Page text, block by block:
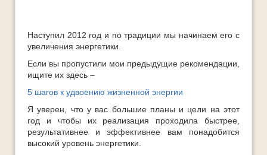
Наступил 2012 год и по традиции мы начинаем его с
увеличения энергетики.
Если вы пропустили мои предыдущие рекомендации,
ищите их здесь –
5 шагов к удвоению жизненной энергии
Я уверен, что у вас большие планы и цели на этот
год и чтобы их реализация проходила быстрее,
результативнее и эффективнее вам понадобится
высокий уровень энергетики.